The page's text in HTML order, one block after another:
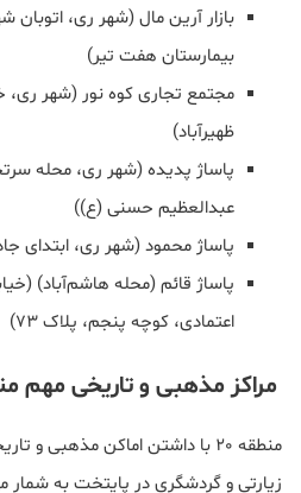
بازار آرین مال (شهر ری، اتوبان
بیمارستان هفت تیر)
مجتمع تجاری کوه نور (شهر ری،
ظهیرآباد)
پاساژ پدیده (شهر ری، محله
عبدالعظیم حسنی (ع))
پاساژ محمود (شهر ری، ابتدای
پاساژ قائم (محله هاشم‌آباد)
اعتمادی، کوچه پنجم، پلاک ۷۳)
مراکز مذهبی و تاریخی مهم منطقه 20
منطقه 20 با داشتن اماکن مذهبی
زیارتی و گردشگری در پایتخت به شمار